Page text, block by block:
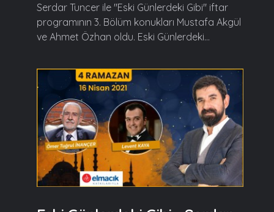
Serdar Tuncer ile "Eski Günlerdeki Gibi" iftar
programının 3. Bölüm konukları Mustafa Akgül
ve Ahmet Özhan oldu. Eski Günlerdeki...